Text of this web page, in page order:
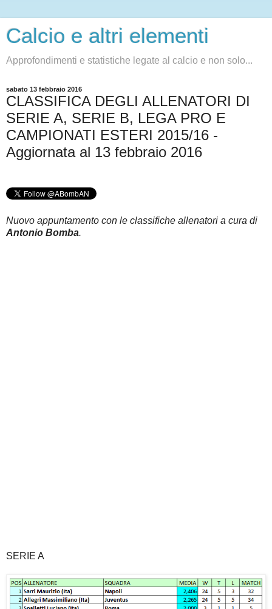
Calcio e altri elementi
Approfondimenti e statistiche legate al calcio e non solo...
sabato 13 febbraio 2016
CLASSIFICA DEGLI ALLENATORI DI
SERIE A, SERIE B, LEGA PRO E
CAMPIONATI ESTERI 2015/16 -
Aggiornata al 13 febbraio 2016
Nuovo appuntamento con le classifiche allenatori a cura di
Antonio Bomba.
SERIE A